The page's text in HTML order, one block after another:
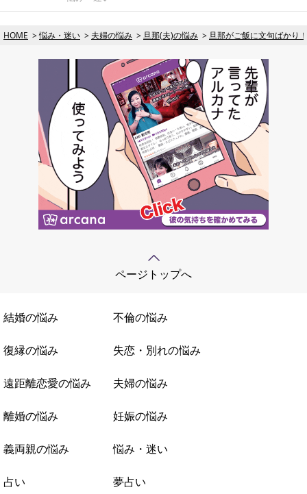
HOME 悩み・迷い 夫婦の悩み 旦那(夫)の悩み 旦那がご飯に文句ばかり
ページトップへ
結婚の悩み 不倫の悩み
復縁の悩み 失恋・別れの悩み
遠距離恋愛の悩み 夫婦の悩み
離婚の悩み 妊娠の悩み
義両親の悩み 悩み・迷い
占い 夢占い